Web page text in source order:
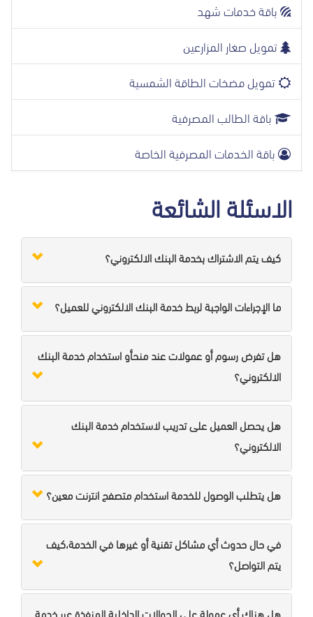
باقة خدمات شهد
تمويل صغار المزارعين
تمويل مضخات الطاقة الشمسية
باقة الطالب المصرفية
باقة الخدمات المصرفية الخاصة
الاسئلة الشائعة
كيف يتم الاشتراك بخدمة البنك الالكتروني؟
ما الإجراءات الواجبة لربط خدمة البنك الالكتروني للعميل؟
هل تفرض رسوم أو عمولات عند منحأو استخدام خدمة البنك
الالكتروني؟
هل يحصل العميل على تدريب لاستخدام خدمة البنك
الالكتروني؟
هل يتطلب الوصول للخدمة استخدام متصفح انترنت معين؟
في حال حدوث أي مشاكل تقنية أو غيرها في الخدمة،كيف
يتم التواصل؟
هل هناك أي عمولة على الحوالات الداخلية المنفذة عبر خدمة